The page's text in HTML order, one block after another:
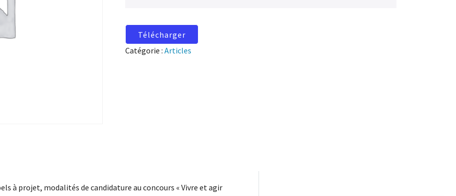
Télécharger
Catégorie :Articles
à projet, modalités de candidature au concours « Vivre et agir